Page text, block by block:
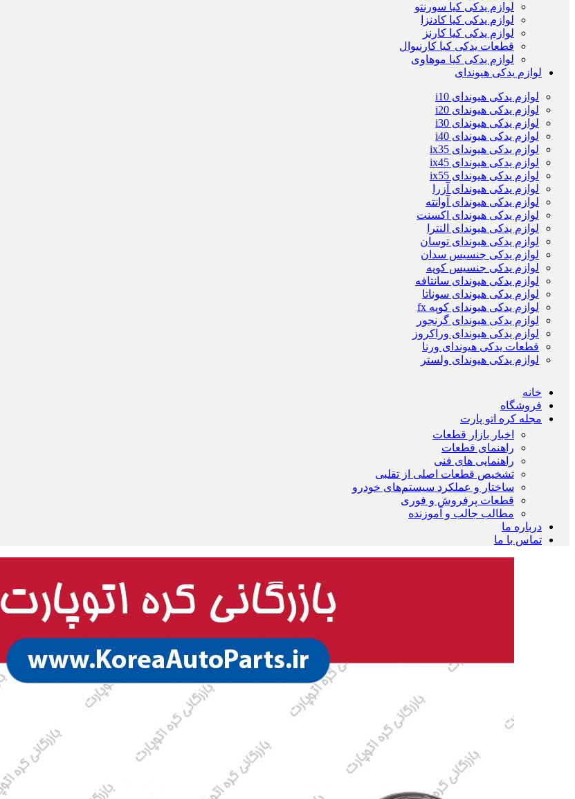
لوازم یدکی کیا سورنتو
لوازم یدکی کیا کادنزا
لوازم یدکی کیا کارنز
قطعات یدکی کیا کارنیوال
لوازم یدکی کیا موهاوی
لوازم یدکی هیوندای
لوازم یدکی هیوندای i10
لوازم یدکی هیوندای i20
لوازم یدکی هیوندای i30
لوازم یدکی هیوندای i40
لوازم یدکی هیوندای ix35
لوازم یدکی هیوندای ix45
لوازم یدکی هیوندای ix55
لوازم یدکی هیوندای آزرا
لوازم یدکی هیوندای آوانته
لوازم یدکی هیوندای اکسنت
لوازم یدکی هیوندای النترا
لوازم یدکی هیوندای توسان
لوازم یدکی جنسیس سدان
لوازم یدکی جنسیس کوپه
لوازم یدکی هیوندای سانتافه
لوازم یدکی هیوندای سوناتا
لوازم یدکی هیوندای کوپه fx
لوازم یدکی هیوندای گرنجور
لوازم یدکی هیوندای وراکروز
قطعات یدکی هیوندای ورنا
لوازم یدکی هیوندای ولستر
خانه
فروشگاه
مجله کره اتو پارت
اخبار بازار قطعات
راهنمای قطعات
راهنمایی های فنی
تشخیص قطعات اصلی از تقلبی
ساختار و عملکرد سیستم‌های خودرو
قطعات پرفروش و فوری
مطالب جالب و آموزنده
درباره ما
تماس با ما